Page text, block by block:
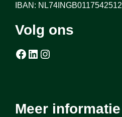
IBAN: NL74INGB0117542512
Volg ons
Facebook LinkedIn Instagram
Meer informatie